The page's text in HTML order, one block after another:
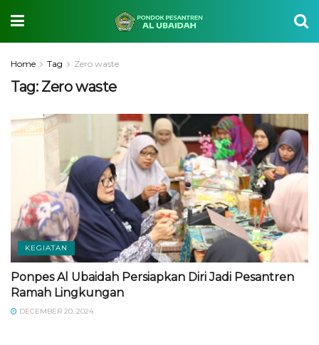
Home Tag Zero waste
Tag: Zero waste
KEGIATAN
Ponpes Al Ubaidah Persiapkan Diri Jadi Pesantren
Ramah Lingkungan
DECEMBER 20, 2024